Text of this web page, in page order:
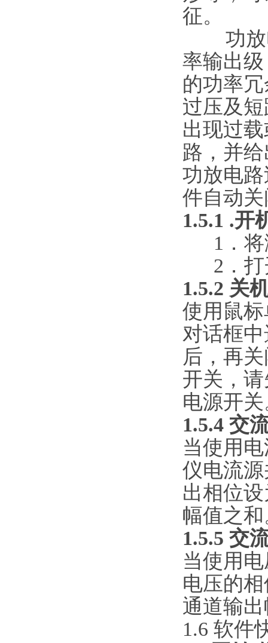
征。
功放电
率输出
的功率
过压及
出现过
路，并
功放电
件自动
1.5.1 .开
1．
2．
1.5.2 关
使用鼠
对话框
后，再
开关，
电源开
1.5.4 交
当使用
仪电流
出相位
幅值之
1.5.5 交
当使用
电压的
通道输
1.6 软件